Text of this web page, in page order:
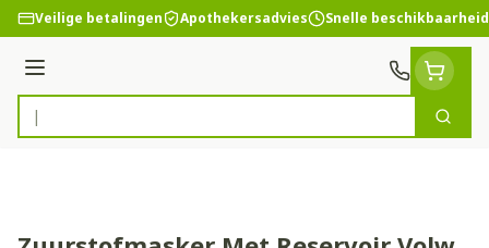
Ga naar de inhoud
Veilige betalingen Apothekersadvies Snelle beschikbaarheid
Menu
Product, merk, categorie...
Zoek